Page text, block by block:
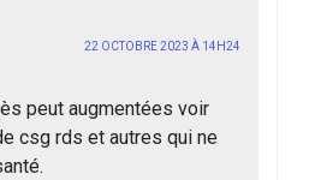
22 OCTOBRE 2023 À 14H24
peut augmentées voir
csg rds et autres qui ne